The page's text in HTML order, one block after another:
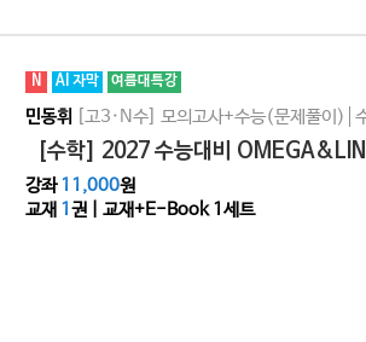
N AI 자막 여름대특강
민동휘 [고3·N수] 모의고사+수능(문제풀이)
[수학] 2027 수능대비
강좌11,000원
교재 1 권 | 교재+E-Book 1세트